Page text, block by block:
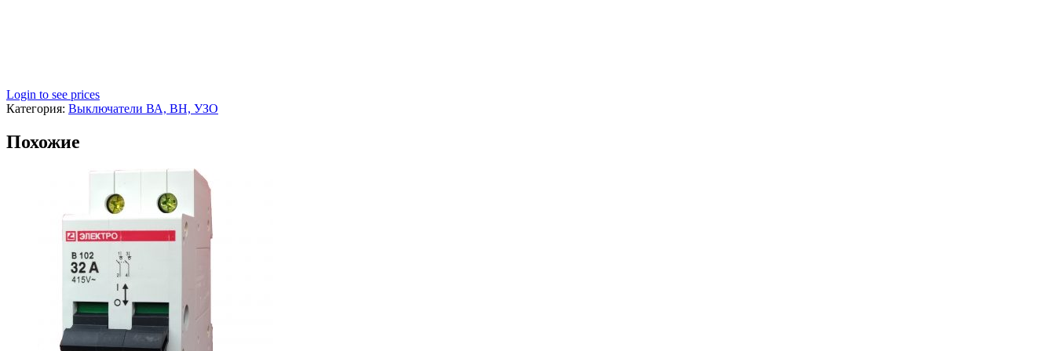
Login to see prices
Категория: Выключатели ВА, ВН, УЗО
Похожие